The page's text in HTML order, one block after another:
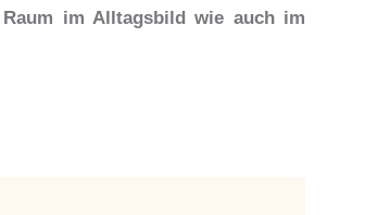
im Alltagsbild wie auch im